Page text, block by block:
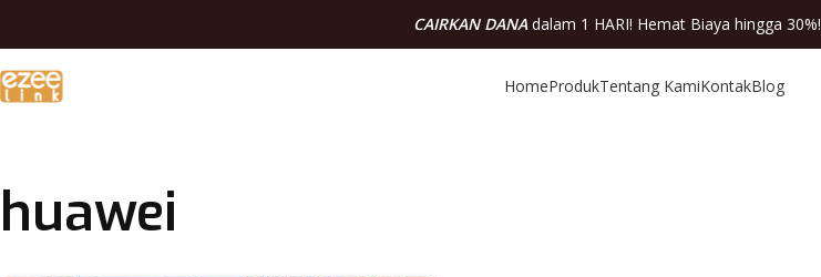
CAIRKAN DANAdalam 1 HARI! Hemat Biaya hingga 30%!
HomeProdukTentang KamiKontakBlog
huawei